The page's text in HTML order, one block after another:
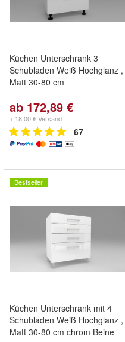
Küchen Unterschrank 3
Schubladen Weiß Hochglanz ,
Matt 30-80 cm
ab 172,89 €
+ 18,00 € Versand
67
Bestseller
Küchen Unterschrank mit 4
Schubladen Weiß Hochglanz ,
Matt 30-80 cm chrom Beine